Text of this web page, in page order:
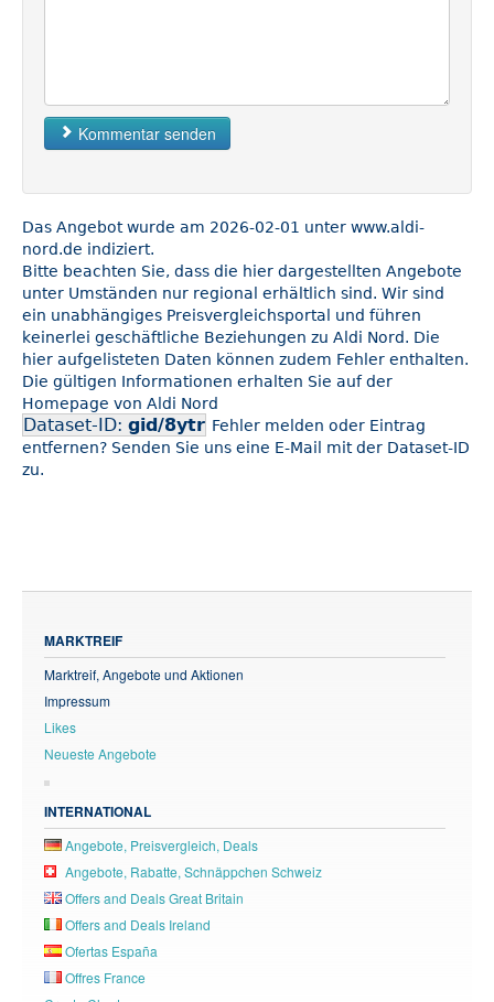
Kommentar senden
Das Angebot wurde am 2026-02-01 unter www.aldi-
nord.de indiziert.
Bitte beachten Sie, dass die hier dargestellten Angebote
unter Umständen nur regional erhältlich sind. Wir sind
ein unabhängiges Preisvergleichsportal und führen
keinerlei geschäftliche Beziehungen zu Aldi Nord. Die
hier aufgelisteten Daten können zudem Fehler enthalten.
Die gültigen Informationen erhalten Sie auf der
Homepage von Aldi Nord
Dataset-ID: gid/8ytr Fehler melden oder Eintrag
entfernen? Senden Sie uns eine E-Mail mit der Dataset-ID
zu.
MARKTREIF
Marktreif, Angebote und Aktionen
Impressum
Likes
Neueste Angebote
INTERNATIONAL
Angebote, Preisvergleich, Deals
Angebote, Rabatte, Schnäppchen Schweiz
Offers and Deals Great Britain
Offers and Deals Ireland
Ofertas España
Offres France